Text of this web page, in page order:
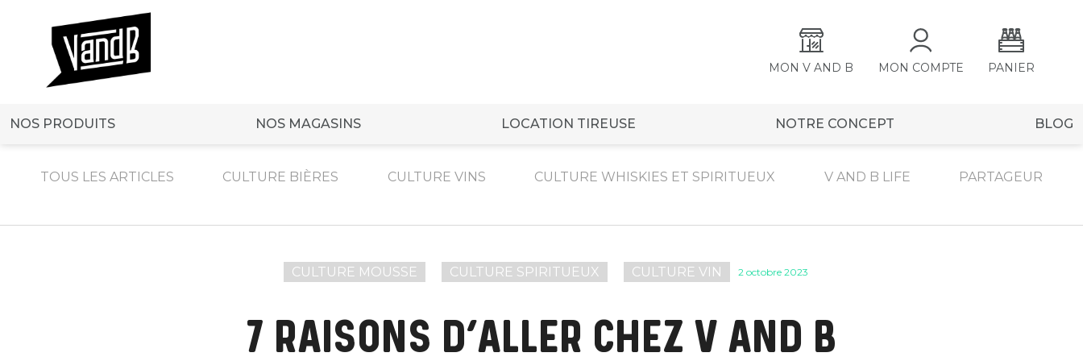
MON V AND B MON COMPTE PANIER
NOS PRODUITS NOS MAGASINS LOCATION TIREUSE NOTRE CONCEPT BLOG
TOUS LES ARTICLES CULTURE BIÈRES CULTURE VINS CULTURE WHISKIES ET SPIRITUEUX V AND B LIFE PARTAGEUR
CULTURE MOUSSE CULTURE SPIRITUEUX CULTURE VIN 2 octobre 2023
7 RAISONS D’ALLER CHEZ V AND B